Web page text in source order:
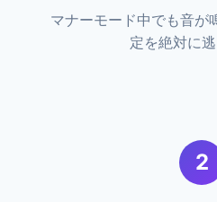
マナーモード中でも音が
定を絶対に
2